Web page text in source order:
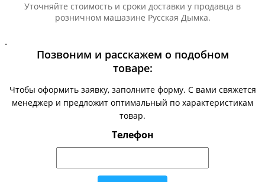
Уточняйте стоимость и сроки доставки у продавца в
розничном машазине Русская Дымка.
.
Позвоним и расскажем о подобном
товаре:
Чтобы оформить заявку, заполните форму. С вами свяжется
менеджер и предложит оптимальный по характеристикам
товар.
Телефон